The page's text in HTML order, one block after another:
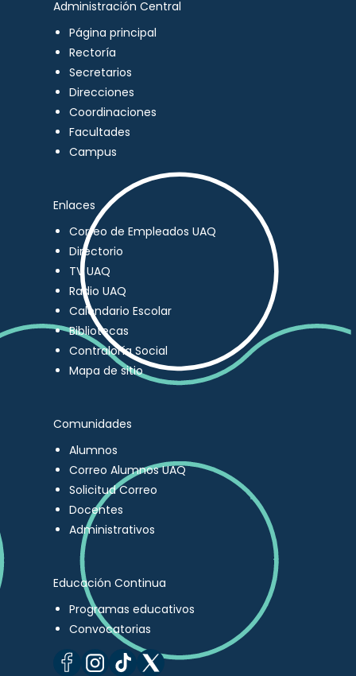
Administración Central
Página principal
Rectoría
Secretarios
Direcciones
Coordinaciones
Facultades
Campus
Enlaces
Correo de Empleados UAQ
Directorio
TV UAQ
Radio UAQ
Calendario Escolar
Bibliotecas
Contraloría Social
Mapa de sitio
Comunidades
Alumnos
Correo Alumnos UAQ
Solicitud Correo
Docentes
Administrativos
Educación Continua
Programas educativos
Convocatorias